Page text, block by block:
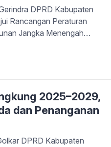
DPRD Kabupaten
Rancangan Peraturan
Jangka Menengah
Klungkung Tahun 2025–
Hal itu disampaikan oleh I
akhir fraksi dalam
2025–2029,
dan Penanganan
DPRD Kabupaten